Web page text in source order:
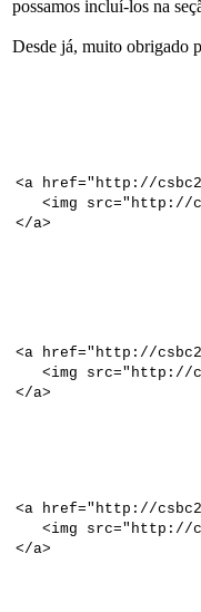
possamos incluí-los na
Desde já, muito obrigado
<a href="http://
<img src="http://
</a>
<a href="http://
<img src="http://
</a>
<a href="http://
<img src="http://
</a>